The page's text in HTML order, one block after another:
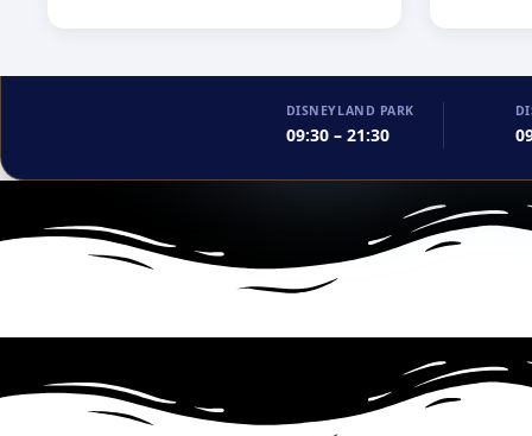
DISNEYLAND PARK
09:30 – 21:30
ACTUALITÉS
Festival Halloween Disney 2026 : ce que l’on sait